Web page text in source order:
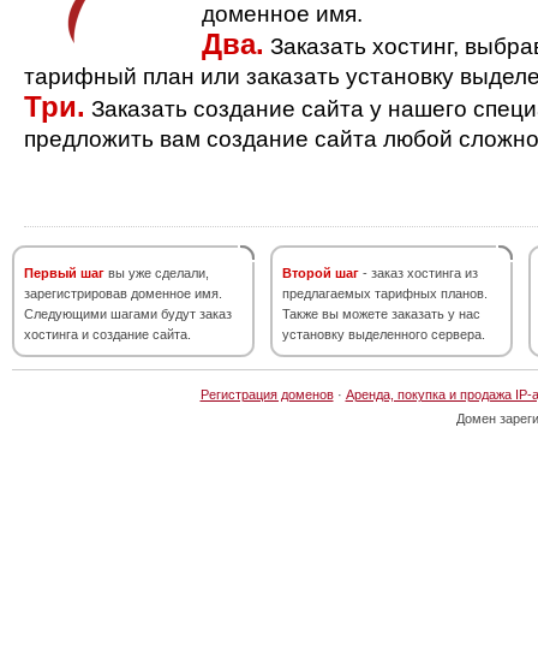
доменное имя.
Два. Заказать хостинг,
тарифный план или заказать установку
Три. Заказать создание сайта у нашего
предложить вам создание сайта любой
Первый шаг вы уже сделали,
зарегистрировав доменное имя.
Следующими шагами будут заказ
хостинга и создание сайта.
Второй шаг - заказ хостинга из
предлагаемых тарифных планов.
Также вы можете заказать у нас
установку выделенного сервера.
Регистрация доменов· Аренда, покупка и продажа IP-
Домен